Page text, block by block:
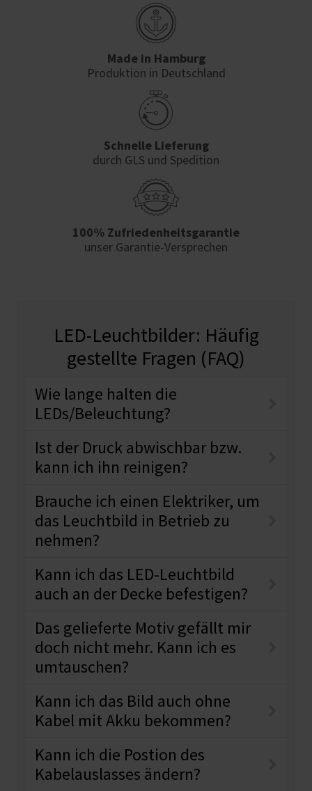
Made in Hamburg
Produktion in Deutschland
Schnelle Lieferung
durch GLS und Spedition
100% Zufriedenheits­garantie
unser Garantie-Versprechen
LED-Leuchtbilder: Häufig
gestellte Fragen (FAQ)
Wie lange halten die
LEDs/Beleuchtung?
Ist der Druck abwischbar bzw.
kann ich ihn reinigen?
Brauche ich einen Elektriker, um
das Leuchtbild in Betrieb zu
nehmen?
Kann ich das LED-Leuchtbild
auch an der Decke befestigen?
Das gelieferte Motiv gefällt mir
doch nicht mehr. Kann ich es
umtauschen?
Kann ich das Bild auch ohne
Kabel mit Akku bekommen?
Kann ich die Postion des
Kabelauslasses ändern?